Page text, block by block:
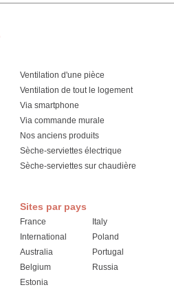
Ventilation d'une pièce
Ventilation de tout le logement
Via smartphone
Via commande murale
Nos anciens produits
Sèche-serviettes électrique
Sèche-serviettes sur chaudière
Sites par pays
France
International
Australia
Belgium
Estonia
Italy
Poland
Portugal
Russia